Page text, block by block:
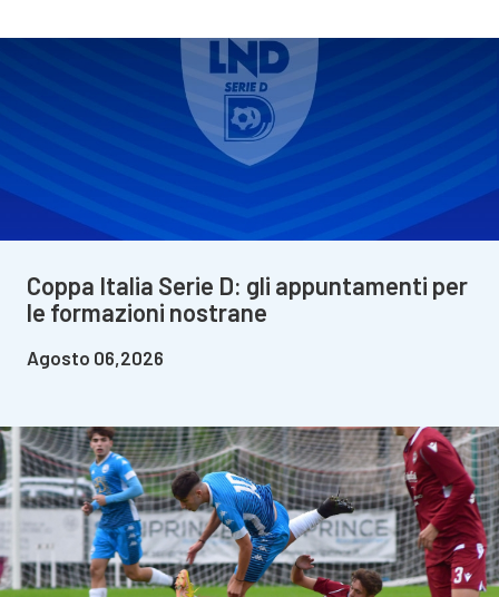
Coppa Italia Serie D: gli appuntamenti per
le formazioni nostrane
Agosto 06,2026